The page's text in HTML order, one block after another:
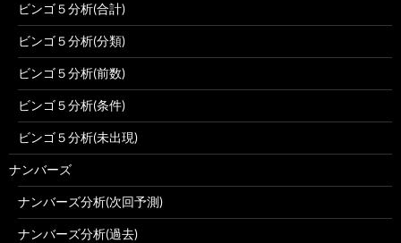
ビンゴ５分析(合計)
ビンゴ５分析(分類)
ビンゴ５分析(前数)
ビンゴ５分析(条件)
ビンゴ５分析(未出現)
ナンバーズ
ナンバーズ分析(次回予測)
ナンバーズ分析(過去)